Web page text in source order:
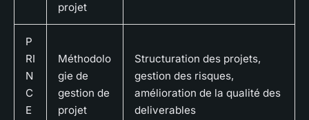
projet
P
RI
N
C
E
Méthodolo
gie de
gestion de
projet
Structuration des projets,
gestion des risques,
amélioration de la qualité des
deliverables